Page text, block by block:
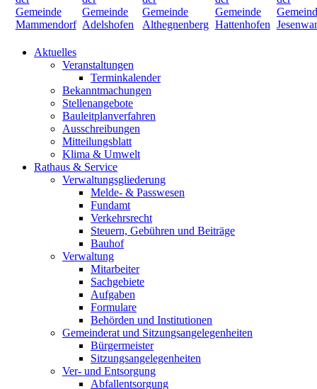
Aktuelles
Veranstaltungen
Terminkalender
Bekanntmachungen
Stellenangebote
Bauleitplanverfahren
Ausschreibungen
Mitteilungsblatt
Klima & Umwelt
Rathaus & Service
Verwaltungsgliederung
Melde- & Passwesen
Fundamt
Verkehrsrecht
Steuern, Gebühren und Beiträge
Bauhof
Verwaltung
Mitarbeiter
Sachgebiete
Aufgaben
Formulare
Behörden und Institutionen
Gemeinderat und Sitzungsangelegenheiten
Bürgermeister
Sitzungsangelegenheiten
Ver- und Entsorgung
Abfallentsorgung